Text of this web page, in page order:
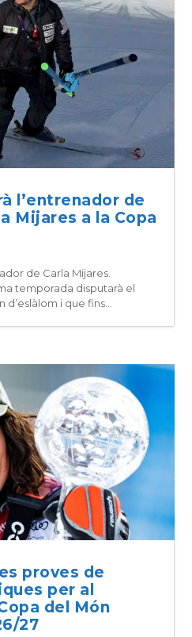
l’entrenador de
Mijares a la Copa
de Carla Mijares.
temporada disputarà el
i que fins...
proves de
per al
del Món
27